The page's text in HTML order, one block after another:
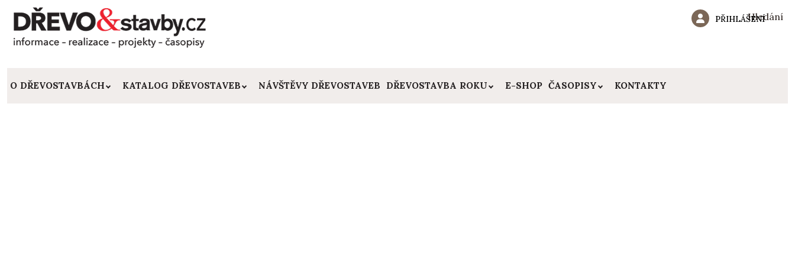
Hledání
PŘIHLÁŠENÍ
O DŘEVOSTAVBÁCH KATALOG DŘEVOSTAVEB NÁVŠTĚVY DŘEVOSTAVEB DŘEVOSTAVBA ROKU E-SHOP ČASOPISY KONTAKTY